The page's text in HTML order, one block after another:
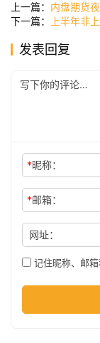
讯
司
尚
科
上一篇： 内盘期货
下一篇：
上半年非
发表回复
*昵称：
*邮箱：
网址：
记住昵称、邮